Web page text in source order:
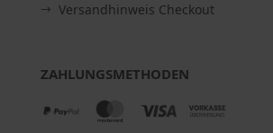
Versandhinweis Checkout
ZAHLUNGSMETHODEN